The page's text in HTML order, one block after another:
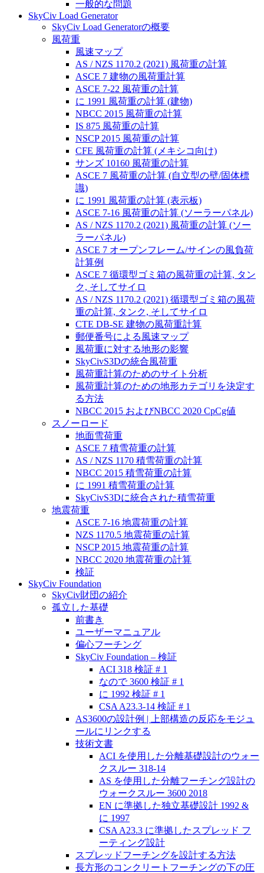
一般的な問題
SkyCiv Load Generator
SkyCiv Load Generatorの概要
風荷重
風速マップ
AS / NZS 1170.2 (2021) 風荷重の計算
ASCE 7 建物の風荷重計算
ASCE 7-22 風荷重の計算
に 1991 風荷重の計算 (建物)
NBCC 2015 風荷重の計算
IS 875 風荷重の計算
NSCP 2015 風荷重の計算
CFE 風荷重の計算 (メキシコ向け)
サンズ 10160 風荷重の計算
ASCE 7 風荷重の計算 (自立型の壁/固体標
識)
に 1991 風荷重の計算 (表示板)
ASCE 7-16 風荷重の計算 (ソーラーパネル)
AS / NZS 1170.2 (2021) 風荷重の計算 (ソー
ラーパネル)
ASCE 7 オープンフレーム/サインの風負荷
計算例
ASCE 7 循環型ゴミ箱の風荷重の計算, タン
ク, そしてサイロ
AS / NZS 1170.2 (2021) 循環型ゴミ箱の風荷
重の計算, タンク, そしてサイロ
CTE DB-SE 建物の風荷重計算
郵便番号による風速マップ
風荷重に対する地形の影響
SkyCivS3Dの統合風荷重
風荷重計算のためのサイト分析
風荷重計算のための地形カテゴリを決定す
る方法
NBCC 2015 およびNBCC 2020 CpCg値
スノーロード
地面雪荷重
ASCE 7 積雪荷重の計算
AS / NZS 1170 積雪荷重の計算
NBCC 2015 積雪荷重の計算
に 1991 積雪荷重の計算
SkyCivS3Dに統合された積雪荷重
地震荷重
ASCE 7-16 地震荷重の計算
NZS 1170.5 地震荷重の計算
NSCP 2015 地震荷重の計算
NBCC 2020 地震荷重の計算
検証
SkyCiv Foundation
SkyCiv財団の紹介
孤立した基礎
前書き
ユーザーマニュアル
偏心フーチング
SkyCiv Foundation – 検証
ACI 318 検証 # 1
なので 3600 検証 # 1
に 1992 検証 # 1
CSA A23.3-14 検証 # 1
AS3600の設計例 | 上部構造の反応をモジュ
ールにリンクする
技術文書
ACI を使用した分離基礎設計のウォー
クスルー 318-14
AS を使用した分離フーチング設計の
ウォークスルー 3600 2018
EN に準拠した独立基礎設計 1992 &
に 1997
CSA A23.3 に準拠したスプレッド フ
ーティング設計
スプレッドフーチングを設計する方法
長方形のコンクリートフーチングの下の圧